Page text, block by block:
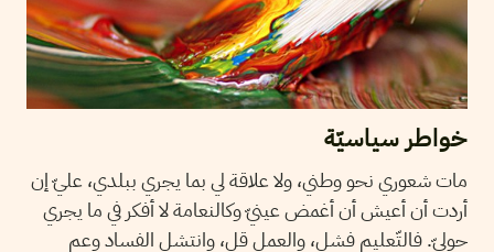
خواطر سياسيّة
مات شعوري نحو وطني، ولا علاقة لي بما يجري ببلدي، عليّ إن
أردت أن أعيش أن أغمض عينيّ وكالنعامة لا أفكر في ما يجري
حوليّ. فالتّعليم فشل، والعمل قل، وانتشل الفساد وعم